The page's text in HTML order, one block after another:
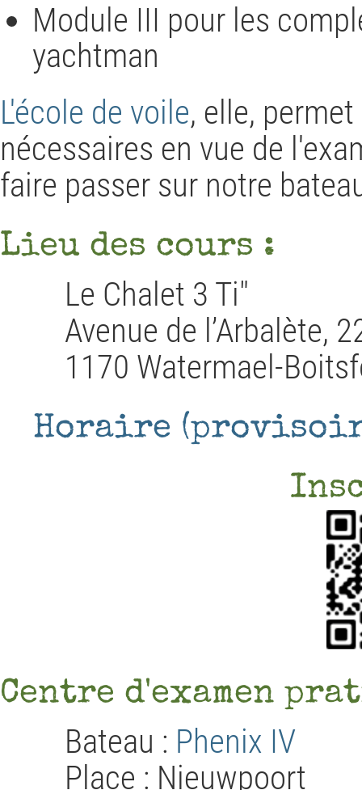
Module III pour les
yachtman
L'école de voile, elle,
nécessaires en vue de
faire passer sur notre
Lieu des cours :
Le Chalet 3 Ti"
Avenue de l’Arbalète,
1170 Watermael-
Horaire
Centre d'examen
Bateau : Phenix IV
Place : Nieuwpoort